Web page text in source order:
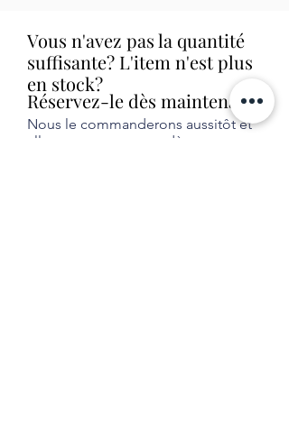
Vous n'avez pas la quantité
suffisante? L'item n'est plus
en stock?
Réservez-le dès maintenant!
Nous le commanderons aussitôt et
allons vous contacter dès que nous